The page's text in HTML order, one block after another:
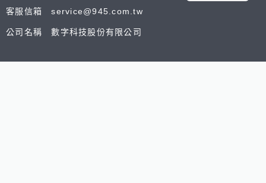
客服信箱 service@945.com.tw
公司名稱 數字科技股份有限公司